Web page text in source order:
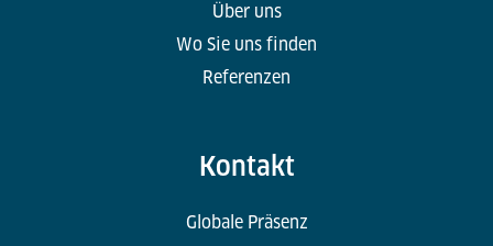
Über uns
Wo Sie uns finden
Referenzen
Kontakt
Globale Präsenz